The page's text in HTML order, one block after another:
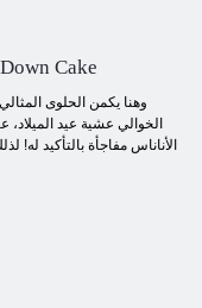
Cake
وهنا يكمن الحلوى
الخوالي عشية عيد
الأناناس مفاجأة بالتأكيد له!